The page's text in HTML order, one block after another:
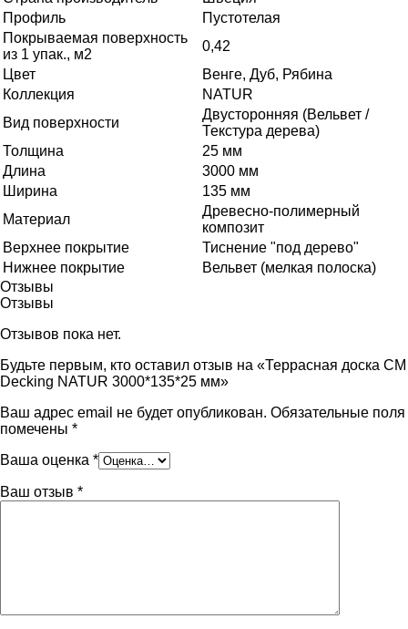
Профиль
Пустотелая
Покрываемая поверхность
из 1 упак., м2
0,42
Цвет
Венге, Дуб, Рябина
Коллекция
NATUR
Вид поверхности
Двусторонняя (Вельвет /
Текстура дерева)
Толщина
25 мм
Длина
3000 мм
Ширина
135 мм
Материал
Древесно-полимерный
композит
Верхнее покрытие
Тиснение "под дерево"
Нижнее покрытие
Вельвет (мелкая полоска)
Отзывы
Отзывы
Отзывов пока нет.
Будьте первым, кто оставил отзыв на «Террасная доска СМ
Decking NATUR 3000*135*25 мм»
Ваш адрес email не будет опубликован. Обязательные поля
помечены *
Ваша оценка *
Ваш отзыв *